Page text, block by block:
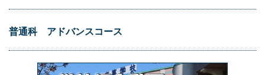
普通科 アドバンスコース